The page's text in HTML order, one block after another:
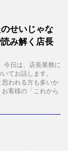
せいじゃな
み解く店長
今日は、店長業務に
てお話します。
われる方も多いか
客様の「これから